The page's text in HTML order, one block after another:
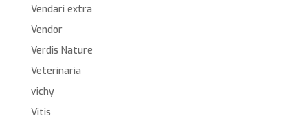
Vendarí extra
Vendor
Verdis Nature
Veterinaria
vichy
Vitis